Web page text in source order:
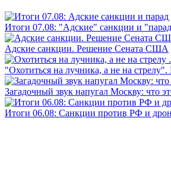
Итоги 07.08: "Адские" санкции и
Адские санкции. Решение Сената США
"Охотиться на лучника, а не на
Загадочный звук напугал Москву: что
Итоги 06.08: Санкции против РФ и